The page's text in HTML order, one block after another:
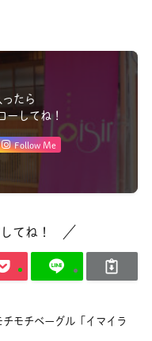
たら
してね！
Follow Me
てね！
モチベーグル「イマイラ